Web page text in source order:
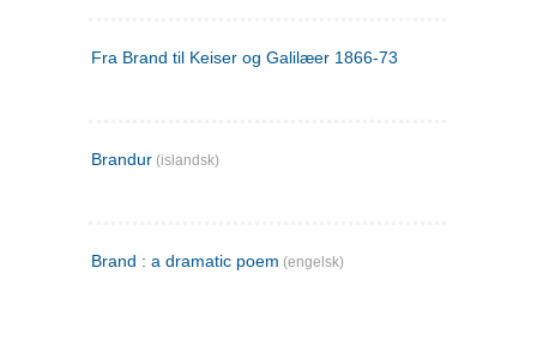
Fra Brand til Keiser og Galilæer 1866-73
Brandur (islandsk)
Brand : a dramatic poem (engelsk)